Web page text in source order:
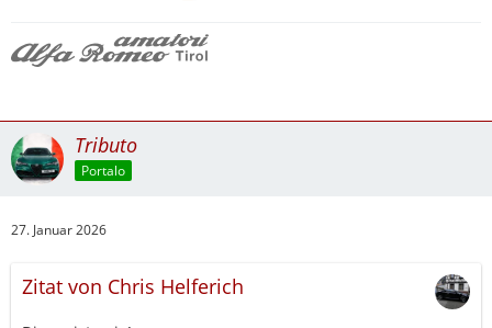
Tributo
Portalo
27. Januar 2026
Zitat von Chris Helferich